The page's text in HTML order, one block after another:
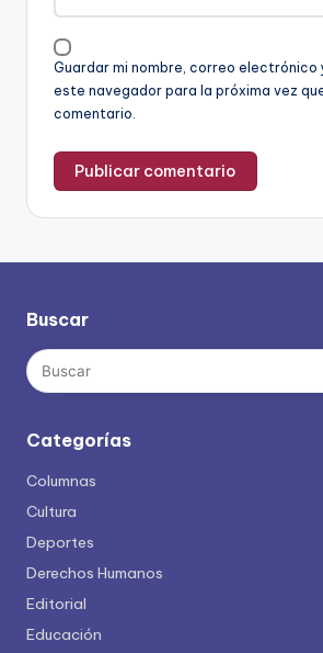
Guardar mi nombre, correo electrónico
este navegador para la próxima vez
comentario.
Buscar
Categorías
Columnas
Cultura
Deportes
Derechos Humanos
Editorial
Educación